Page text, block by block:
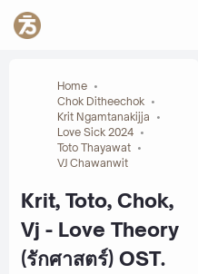
Home
Chok Ditheechok
Krit Ngamtanakijja
Love Sick 2024
Toto Thayawat
VJ Chawanwit
Krit, Toto, Chok,
Vj - Love Theory
(รักศาสตร์) OST.